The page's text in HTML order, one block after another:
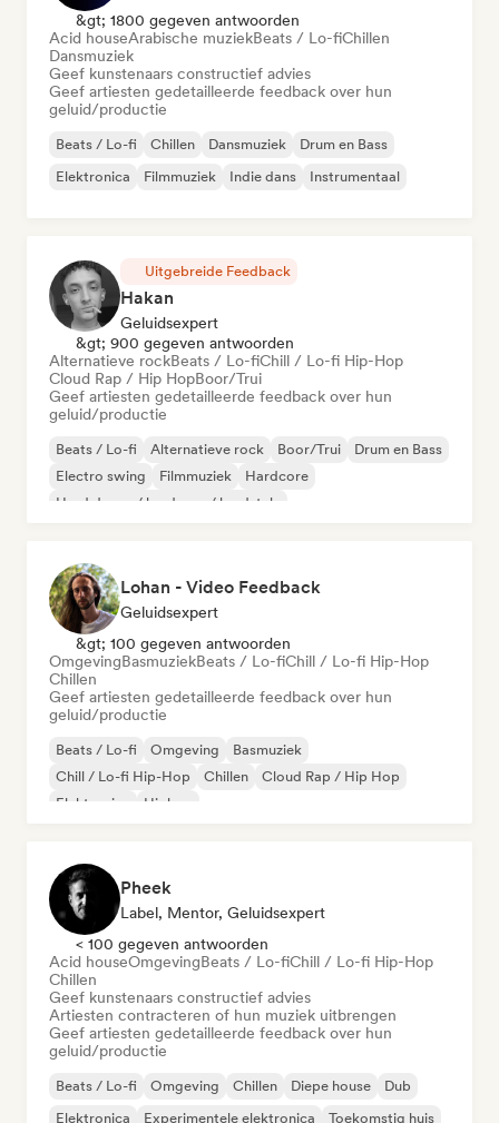
&gt; 1800 gegeven antwoorden
Acid houseArabische muziekBeats / Lo-fiChillen
Dansmuziek
Geef kunstenaars constructief advies
Geef artiesten gedetailleerde feedback over hun
geluid/productie
Beats / Lo-fi Chillen Dansmuziek
Drum en Bass
Elektronica
Filmmuziek Indie dans Instrumentaal
Uitgebreide Feedback
Hakan
Geluidsexpert
&gt; 900 gegeven antwoorden
Alternatieve rockBeats / Lo-fiChill / Lo-fi Hip-Hop
Cloud Rap / Hip HopBoor/Trui
Geef artiesten gedetailleerde feedback over hun
geluid/productie
Beats / Lo-fi Alternatieve rock Boor/Trui
Drum en Bass
Electro swing
Filmmuziek
Hardcore
Hard dance / hardcore / hardstyle
Lohan - Video Feedback
Geluidsexpert
&gt; 100 gegeven antwoorden
OmgevingBasmuziekBeats / Lo-fiChill / Lo-fi Hip-Hop
Chillen
Geef artiesten gedetailleerde feedback over hun
geluid/productie
Beats / Lo-fi Omgeving
Basmuziek
Chill / Lo-fi Hip-Hop
Chillen
Cloud Rap / Hip Hop
Elektronica
Hiphop
Pheek
Label, Mentor, Geluidsexpert
< 100 gegeven antwoorden
Acid houseOmgevingBeats / Lo-fiChill / Lo-fi Hip-Hop
Chillen
Geef kunstenaars constructief advies
Artiesten contracteren of hun muziek uitbrengen
Geef artiesten gedetailleerde feedback over hun
geluid/productie
Beats / Lo-fi Omgeving Chillen Diepe house
Dub
Elektronica
Experimentele elektronica Toekomstig huis